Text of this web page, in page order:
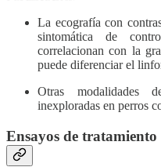
La ecografía con
sintomática de
correlacionan con la
puede diferenciar el
Otras modalidades
inexploradas en perros
Ensayos de tratamiento